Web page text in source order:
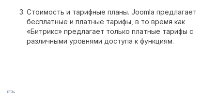
Стоимость и тарифные планы. Joomla предлагает
бесплатные и платные тарифы, в то время как
«Битрикс» предлагает только платные тарифы с
различными уровнями доступа к функциям.